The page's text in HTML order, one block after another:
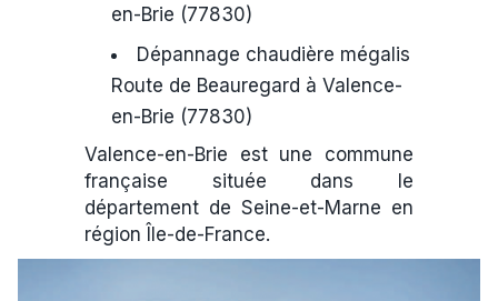
en-Brie (77830)
Dépannage chaudière mégalis
Route de Beauregard à Valence-
en-Brie (77830)
Valence-en-Brie est une commune
française située dans le
département de Seine-et-Marne en
région Île-de-France.